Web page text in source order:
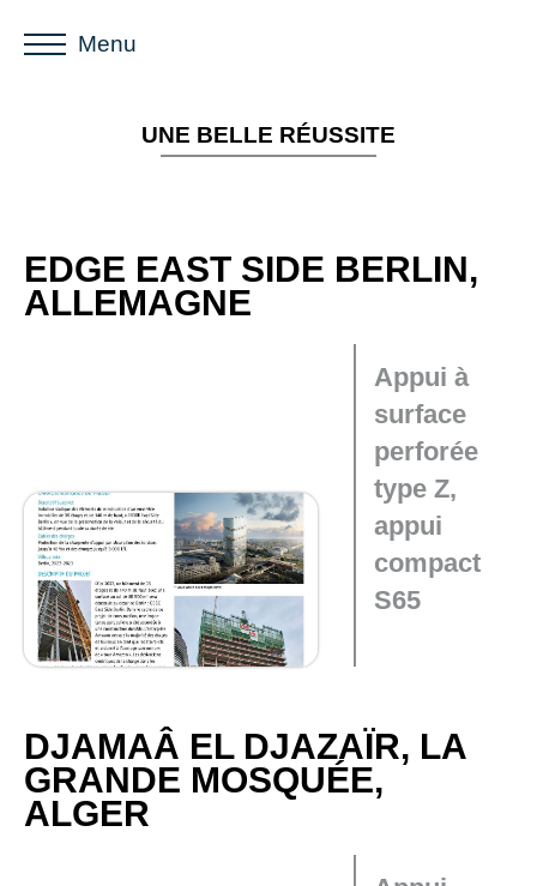
UNE BELLE RÉUSSITE
EDGE EAST SIDE BERLIN,
ALLEMAGNE
Appui à
surface
perforée
type Z,
appui
compact
S65
DJAMAÂ EL DJAZAÏR, LA
GRANDE MOSQUÉE,
ALGER
Menu